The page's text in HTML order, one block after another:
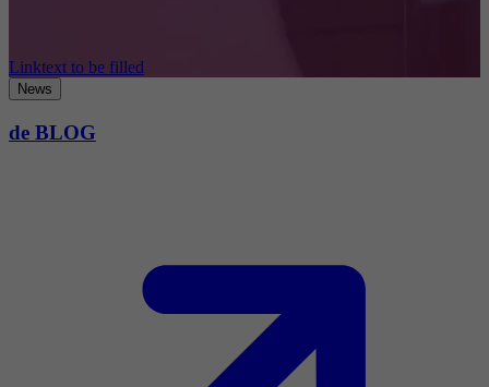
Linktext to be filled
News
de BLOG